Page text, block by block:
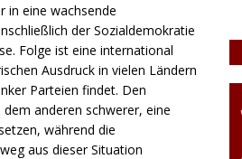
in eine wachsende
der Sozialdemokratie
Folge ist eine international
Ausdruck in vielen Ländern
Parteien findet. Den
anderen schwerer, eine
während die
aus dieser Situation